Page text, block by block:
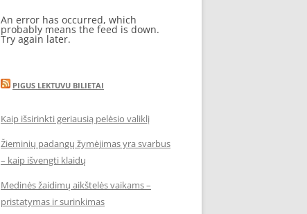
An error has occurred, which
probably means the feed is down.
Try again later.
PIGUS LEKTUVU BILIETAI
Kaip išsirinkti geriausią pelėsio valiklį
Žieminių padangų žymėjimas yra svarbus
– kaip išvengti klaidų
Medinės žaidimų aikštelės vaikams –
pristatymas ir surinkimas